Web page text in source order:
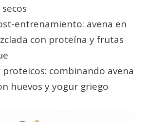
entrenamiento: avena en
con proteína y frutas
proteicos: combinando avena
huevos y yogur griego